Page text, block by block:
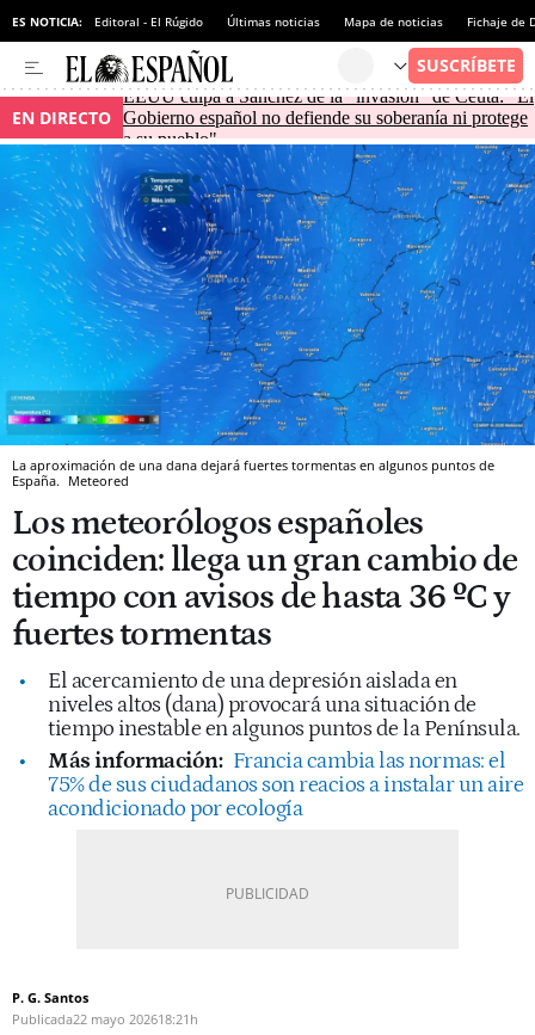
ES NOTICIA: Editoral - El Rúgido Últimas noticias Mapa de noticias Fichaje de
EN DIRECTO
EEUU culpa a Sánchez de la "invasión" de Ceuta: "El
Gobierno español no defiende su soberanía ni protege
a su pueblo"
La aproximación de una dana dejará fuertes tormentas en algunos puntos de
España. Meteored
Los meteorólogos españoles
coinciden: llega un gran cambio de
tiempo con avisos de hasta 36 ºC y
fuertes tormentas
El acercamiento de una depresión aislada en
niveles altos (dana) provocará una situación de
tiempo inestable en algunos puntos de la Península.
Más información: Francia cambia las normas: el
75% de sus ciudadanos son reacios a instalar un aire
acondicionado por ecología
P. G. Santos
Publicada22 mayo 202618:21h